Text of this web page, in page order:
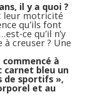
il y a quoi ?
leur motricité
qu’ils font
ce qu’il n’y
creuser ? Une
commencé à
bleu un
de sportifs »,
et au